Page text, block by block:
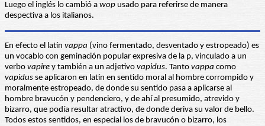
Luego el inglés lo cambió a wop usado para referirse de manera
despectiva a los italianos.
En efecto el latín vappa (vino fermentado, desventado y estropeado) es
un vocablo con geminación popular expresiva de la p, vinculado a un
verbo vapire y también a un adjetivo vapidus. Tanto vappa como
vapidus se aplicaron en latín en sentido moral al hombre corrompido y
moralmente estropeado, de donde su sentido pasa a aplicarse al
hombre bravucón y pendenciero, y de ahí al presumido, atrevido y
bizarro, que podía resultar atractivo, de donde deriva su valor de bello.
Todos estos sentidos, en especial los de bravucón o bizarro, los